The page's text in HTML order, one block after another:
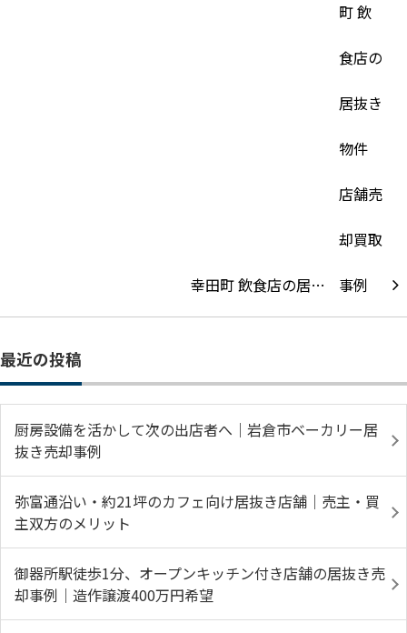
幸田町 飲食店の居…
最近の投稿
厨房設備を活かして次の出店者へ｜岩倉市ベーカリー居
抜き売却事例
弥富通沿い・約21坪のカフェ向け居抜き店舗｜売主・買
主双方のメリット
御器所駅徒歩1分、オープンキッチン付き店舗の居抜き売
却事例｜造作譲渡400万円希望